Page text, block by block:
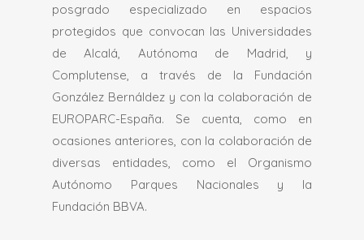
posgrado especializado en espacios
protegidos que convocan las Universidades
de Alcalá, Autónoma de Madrid, y
Complutense, a través de la Fundación
González Bernáldez y con la colaboración de
EUROPARC-España. Se cuenta, como en
ocasiones anteriores, con la colaboración de
diversas entidades, como el Organismo
Autónomo Parques Nacionales y la
Fundación BBVA.